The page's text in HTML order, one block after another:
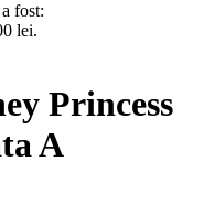
fost:
lei.
Princess
A